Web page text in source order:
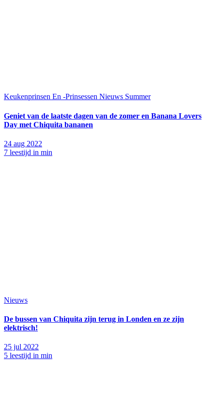
Keukenprinsen En -Prinsessen Nieuws Summer
Geniet van de laatste dagen van de zomer en Banana Lovers
Day met Chiquita bananen
24 aug 2022
7 leestijd in min
Nieuws
De bussen van Chiquita zijn terug in Londen en ze zijn
elektrisch!
25 jul 2022
5 leestijd in min